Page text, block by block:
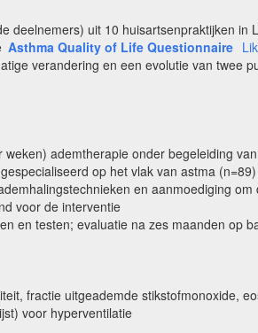
deelnemers) uit 10 huisartsenpraktijken
Asthma Quality of Life Questionnaire
verandering en een evolutie van twee
ademtherapie onder begeleiding
op het vlak van astma
en aanmoediging
voor de interventie
en testen; evaluatie na zes maanden op
fractie uitgeademde stikstofmonoxide,
voor hyperventilatie